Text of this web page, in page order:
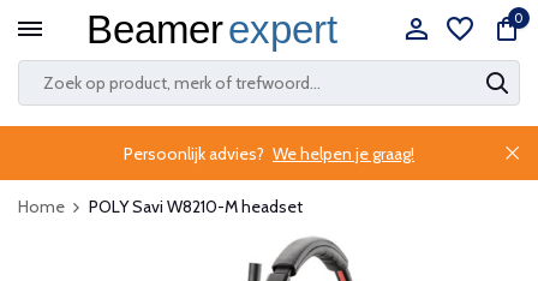
0
Persoonlijk advies? We helpen je graag!
Home POLY Savi W8210-M headset